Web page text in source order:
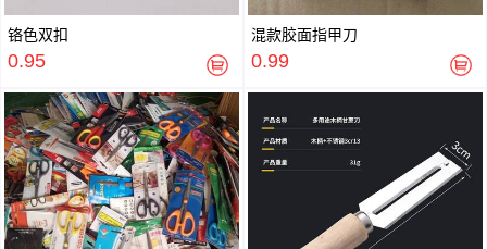
铬色双扣
0.95
混款胶面指甲刀
0.99